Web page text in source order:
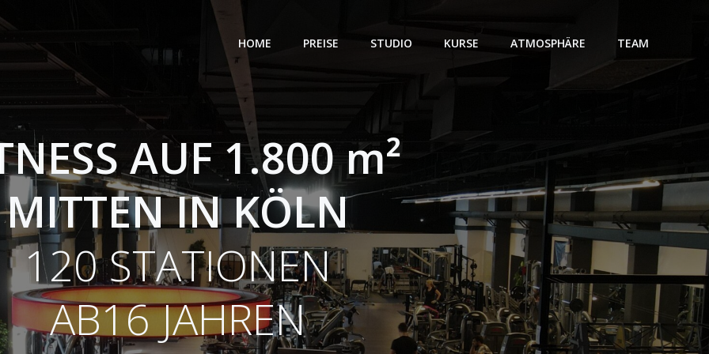
HOME PREISE STUDIO KURSE ATMOSPHÄRE TEAM
AUF 1.800 m²
MITTEN IN KÖLN
120 STATIONEN
AB16 JAHREN